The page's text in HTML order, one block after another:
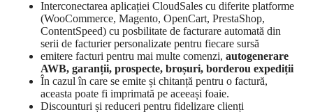
Interconectarea aplicației CloudSales cu diferite platforme
(WooCommerce, Magento, OpenCart, PrestaShop,
ContentSpeed) cu posbilitate de facturare automată din
serii de facturier personalizate pentru fiecare sursă
emitere facturi pentru mai multe comenzi, autogenerare
AWB, garanții, prospecte, broșuri, borderou expediții
În cazul în care se emite și chitanță pentru o factură,
aceasta poate fi imprimată pe aceeași foaie.
Discounturi și reduceri pentru fidelizare clienți